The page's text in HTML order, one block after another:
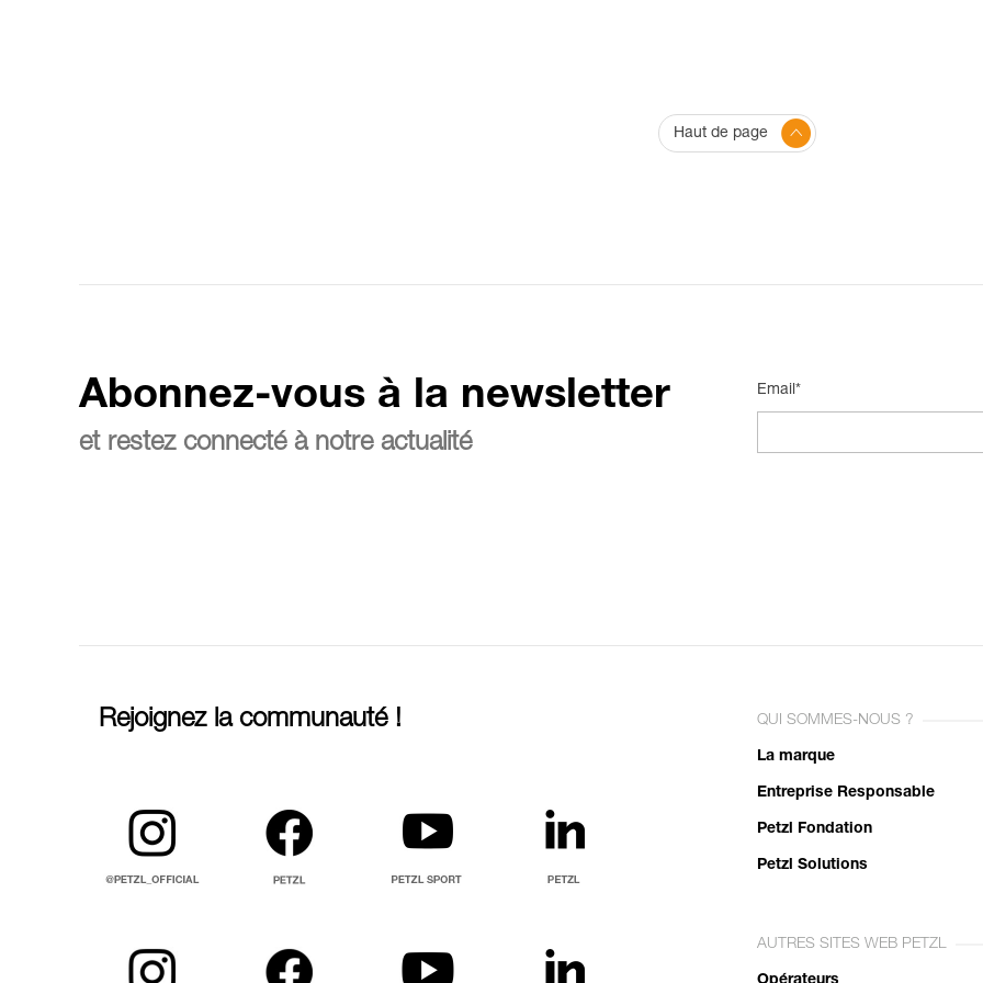
Haut de page
Abonnez-vous à la newsletter
et restez connecté à notre actualité
Email*
Rejoignez la communauté ! QUI SOMMES-NOUS ?
La marque
Entreprise Responsable
Petzl Fondation
Petzl Solutions
AUTRES SITES WEB PETZL